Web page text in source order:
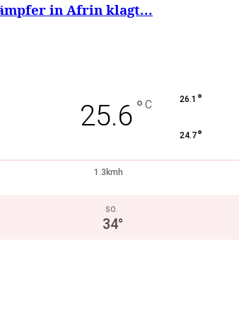
in Afrin klagt...
25.6 ° C 26.1 °
24.7°
1.3kmh
SO.
34°